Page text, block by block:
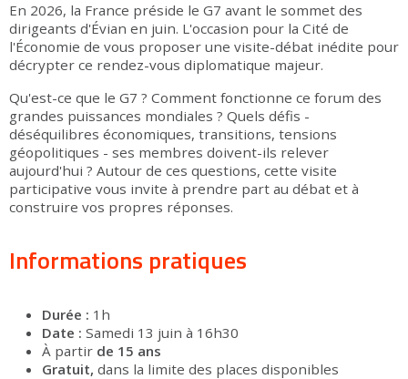
En 2026, la France préside le G7 avant le sommet des
dirigeants d'Évian en juin. L'occasion pour la Cité de
l'Économie de vous proposer une visite-débat inédite pour
décrypter ce rendez-vous diplomatique majeur.
Qu'est-ce que le G7 ? Comment fonctionne ce forum des
grandes puissances mondiales ? Quels défis -
déséquilibres économiques, transitions, tensions
géopolitiques - ses membres doivent-ils relever
aujourd'hui ? Autour de ces questions, cette visite
participative vous invite à prendre part au débat et à
construire vos propres réponses.
Informations pratiques
Durée : 1h
Date : Samedi 13 juin à 16h30
À partir de 15 ans
Gratuit, dans la limite des places disponibles